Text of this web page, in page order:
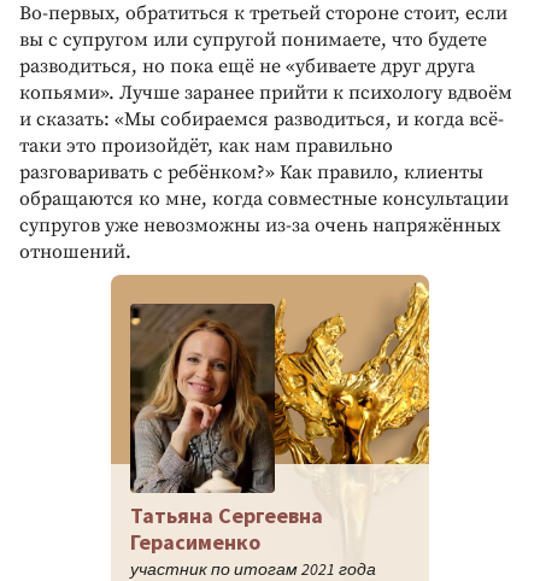
Во-первых, обратиться к третьей стороне стоит, если
вы с супругом или супругой понимаете, что будете
разводиться, но пока ещё не «убиваете друг друга
копьями». Лучше заранее прийти к психологу вдвоём
и сказать: «Мы собираемся разводиться, и когда всё-
таки это произойдёт, как нам правильно
разговаривать с ребёнком?» Как правило, клиенты
обращаются ко мне, когда совместные консультации
супругов уже невозможны из-за очень напряжённых
отношений.
Татьяна Сергеевна
Герасименко
участник по итогам 2021 года